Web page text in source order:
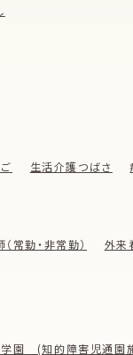
生活介護つばさ
常勤・非常勤） 外来
学園 (知的障害児通園